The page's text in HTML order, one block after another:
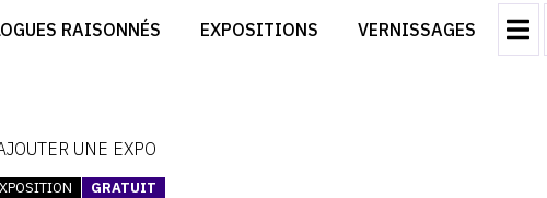
RAISONNÉS EXPOSITIONS VERNISSAGES
CRÉER SON CATALOGUE D'EXPO
UNE EXPO
GRATUIT